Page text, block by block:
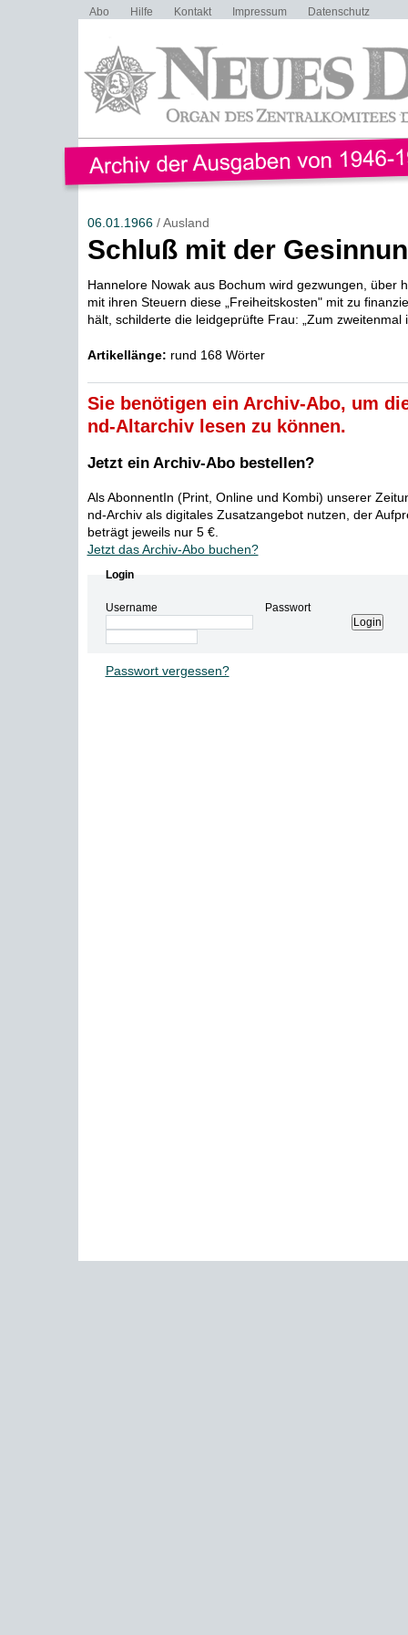
Abo Hilfe Kontakt Impressum Datenschutz
06.01.1966/ Ausland
Schluß mit der
Hannelore Nowak aus Bochum wird gezwungen, über
mit ihren Steuern diese „Freiheitskosten" mit zu
hält, schilderte die leidgeprüfte Frau: „Zum zweitenmal
Artikellänge: rund 168 Wörter
Sie benötigen ein Archiv-Abo, um
nd-Altarchiv lesen zu können.
Jetzt ein Archiv-Abo bestellen?
Als AbonnentIn (Print, Online und Kombi) unserer
nd-Archiv als digitales Zusatzangebot nutzen, der
beträgt jeweils nur 5 €.
Jetzt das Archiv-Abo buchen?
Login
Username Passwort
Passwort vergessen?